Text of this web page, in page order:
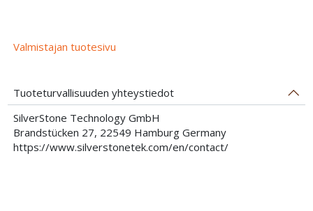
Valmistajan tuotesivu
Tuoteturvallisuuden yhteystiedot
SilverStone Technology GmbH
Brandstücken 27, 22549 Hamburg Germany
https://www.silverstonetek.com/en/contact/